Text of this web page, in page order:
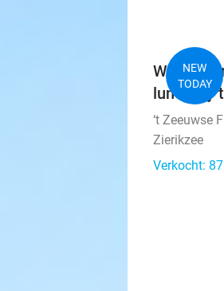
NEW
TODAY
lunch bij
‘t Zeeuwse
Zierikzee
Verkocht: 87